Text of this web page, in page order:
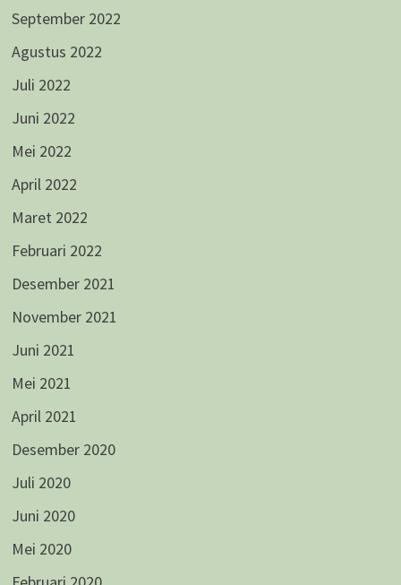
September 2022
Agustus 2022
Juli 2022
Juni 2022
Mei 2022
April 2022
Maret 2022
Februari 2022
Desember 2021
November 2021
Juni 2021
Mei 2021
April 2021
Desember 2020
Juli 2020
Juni 2020
Mei 2020